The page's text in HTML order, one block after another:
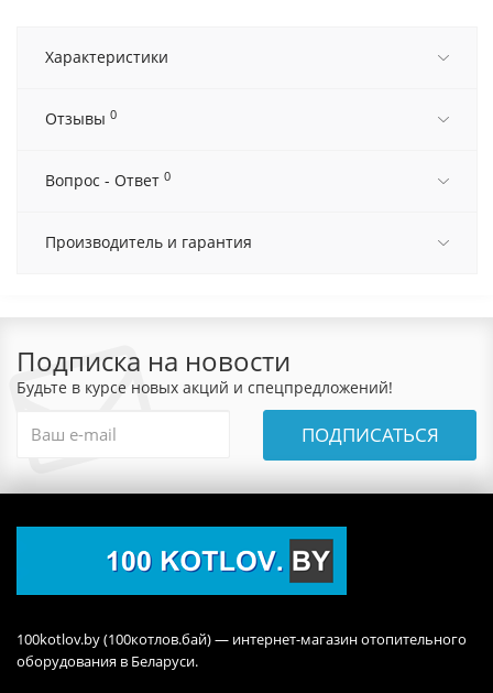
Характеристики
Отзывы 0
Вопрос - Ответ 0
Производитель и гарантия
Подписка на новости
Будьте в курсе новых акций и спецпредложений!
ПОДПИСАТЬСЯ
100kotlov.by (100котлов.бай) — интернет-магазин отопительного
оборудования в Беларуси.